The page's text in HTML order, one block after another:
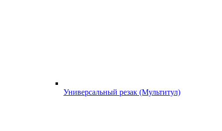
Универсальный резак (Мультитул)